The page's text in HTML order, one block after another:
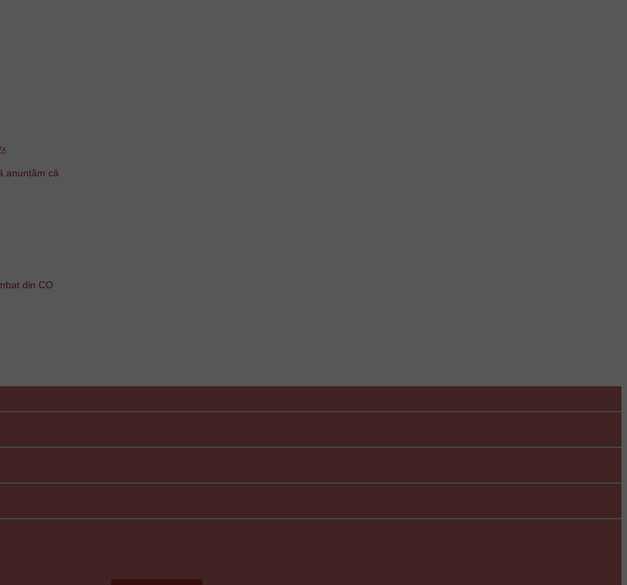
anunțăm că
din CO